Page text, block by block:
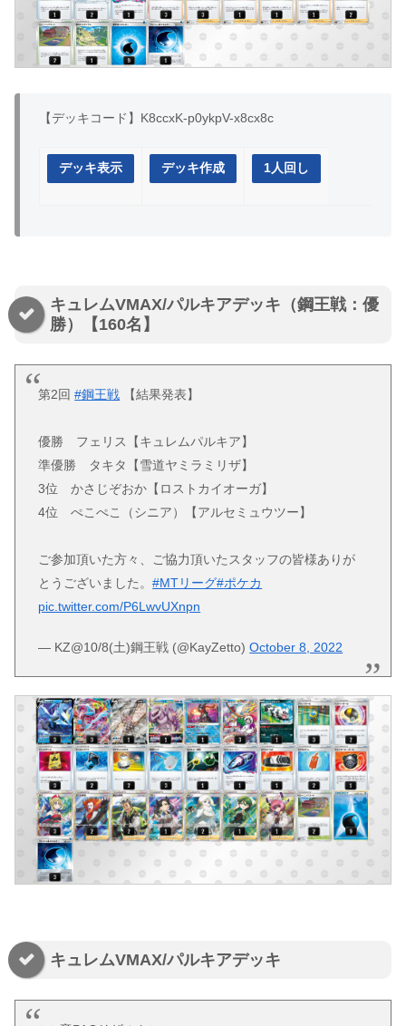
【デッキコード】K8ccxK-p0ykpV-x8cx8c
デッキ表示 デッキ作成 1人回し
キュレムVMAX/パルキアデッキ（鋼王戦：優
勝）【160名】
第2回#鋼王戦 【結果発表】
優勝 フェリス【キュレムパルキア】
準優勝 タキタ【雪道ヤミラミリザ】
3位 かさじぞおか【ロストカイオーガ】
4位 ぺこぺこ（シニア）【アルセミュウツー】
ご参加頂いた方々、ご協力頂いたスタッフの皆様ありが
とうございました。#MTリーグ#ポケカ
pic.twitter.com/P6LwvUXnpn
— KZ@10/8(土)鋼王戦 (@KayZetto)October 8, 2022
キュレムVMAX/パルキアデッキ